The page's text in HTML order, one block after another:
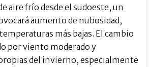
aire frío desde el sudoeste, un
aumento de nubosidad,
más bajas. El cambio
por viento moderado y
del invierno, especialmente